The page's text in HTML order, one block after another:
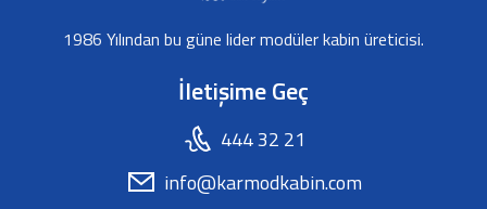
1986 Yılından bu güne lider modüler kabin üreticisi.
İletişime Geç
444 32 21
info@karmodkabin.com